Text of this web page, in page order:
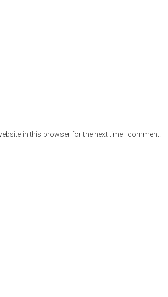
in this browser for the next time I comment.